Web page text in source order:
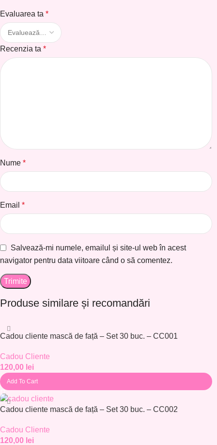
Evaluarea ta *
Recenzia ta *
Nume *
Email *
Salvează-mi numele, emailul și site-ul web în acest
navigator pentru data viitoare când o să comentez.
Produse similare și recomandări
Cadou cliente mască de față – Set 30 buc. – CC001
Cadou Cliente
120,00 lei
Add To Cart
Cadou cliente mască de față – Set 30 buc. – CC002
Cadou Cliente
120,00 lei